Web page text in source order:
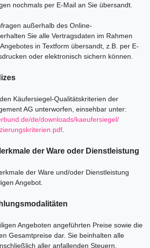
nochmals per E-Mail an Sie übersandt.
außerhalb des Online-
Sie alle Vertragsdaten im Rahmen
in Textform übersandt, z.B. per E-
oder elektronisch sichern können.
Käufersiegel-Qualitätskriterien der
AG unterworfen, einsehbar unter:
de/downloads/kaeufersiegel/
der Ware oder Dienstleistung
der Ware und/oder Dienstleistung
Angebot.
Angeboten angeführten Preise sowie die
Gesamtpreise dar. Sie beinhalten alle
aller anfallenden Steuern.